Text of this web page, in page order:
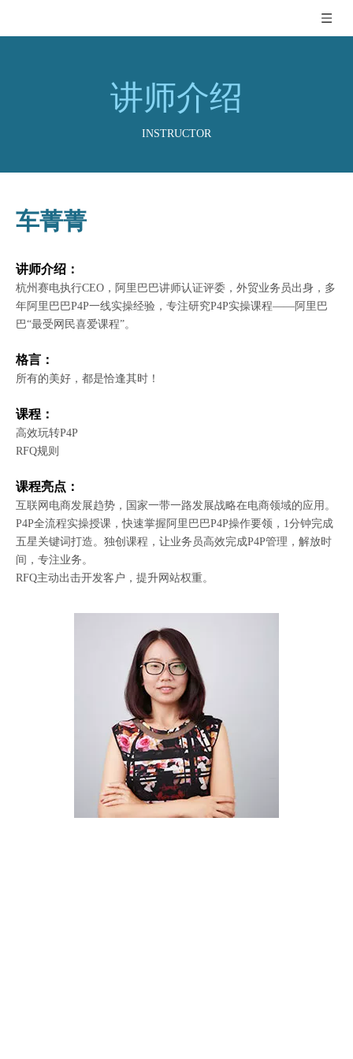
讲师介绍
INSTRUCTOR
车菁菁
讲师介绍：
杭州赛电执行CEO，阿里巴巴讲师认证评委，外贸业务员出身，多
年阿里巴巴P4P一线实操经验，专注研究P4P实操课程——阿里巴
巴“最受网民喜爱课程”。
格言：
所有的美好，都是恰逢其时！
课程：
高效玩转P4P
RFQ规则
课程亮点：
互联网电商发展趋势，国家一带一路发展战略在电商领域的应用。
P4P全流程实操授课，快速掌握阿里巴巴P4P操作要领，1分钟完成
五星关键词打造。独创课程，让业务员高效完成P4P管理，解放时
间，专注业务。
RFQ主动出击开发客户，提升网站权重。